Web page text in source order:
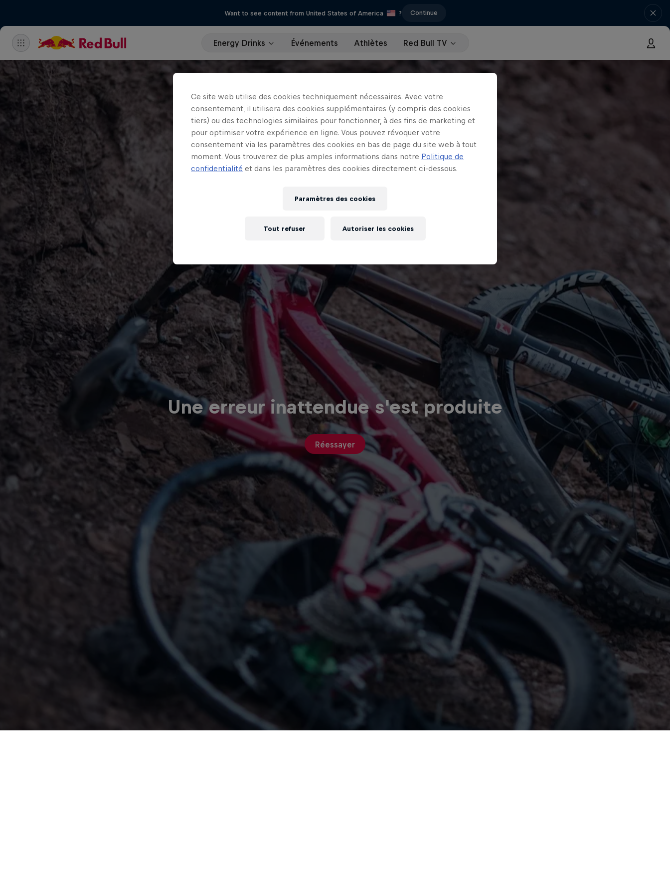
Want to see content from United States of America ? Continue
Energy Drinks Événements Athlètes Red Bull TV
Une erreur inattendue s'est produite
Réessayer
Ce site web utilise des cookies techniquement nécessaires. Avec votre
consentement, il utilisera des cookies supplémentaires (y compris des cookies
tiers) ou des technologies similaires pour fonctionner, à des fins de marketing et
pour optimiser votre expérience en ligne. Vous pouvez révoquer votre
consentement via les paramètres des cookies en bas de page du site web à tout
moment. Vous trouverez de plus amples informations dans notre Politique de
confidentialité et dans les paramètres des cookies directement ci-dessous.
Paramètres des cookies
Tout refuser Autoriser les cookies